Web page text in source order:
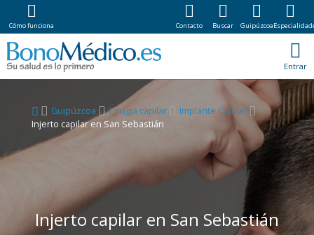
Entrar
Guipúzcoa Cirugía capilar
Implante Capilar
Injerto capilar en San Sebastián
Injerto capilar en San Sebastián
Cómo funciona Contacto Buscar Guipúzcoa